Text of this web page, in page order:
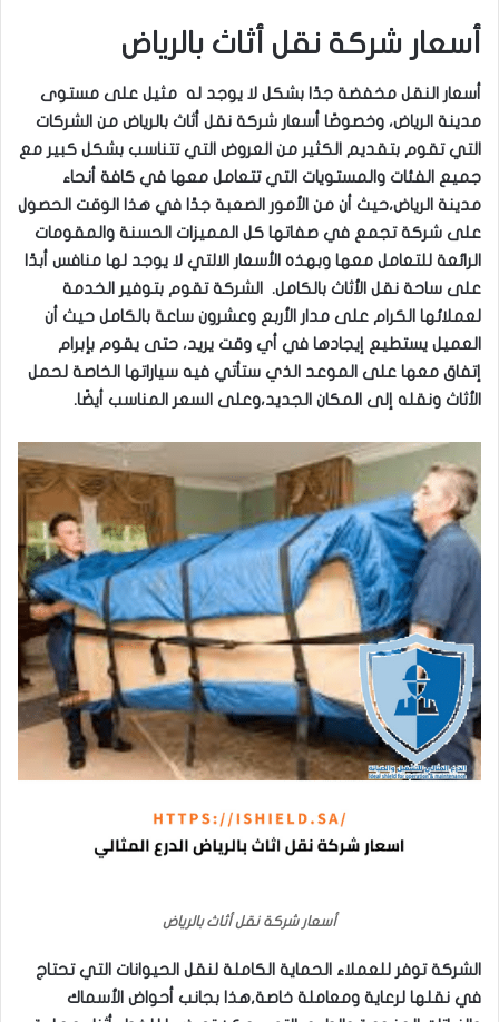
أسعار شركة نقل أثاث بالرياض
أسعار النقل مخفضة جدًا بشكل لا يوجد له مثيل على مستوى
مدينة الرياض، وخصوصًا أسعار شركة نقل أثاث بالرياض من الشركات
التي تقوم بتقديم الكثير من العروض التي تتناسب بشكل كبير مع
جميع الفئات والمستويات التي تتعامل معها في كافة أنحاء
مدينة الرياض،حيث أن من الأمور الصعبة جدًا في هذا الوقت الحصول
على شركة تجمع في صفاتها كل المميزات الحسنة والمقومات
الرائعة للتعامل معها وبهذه الأسعار الالتي لا يوجد لها منافس أبدًا
على ساحة نقل الأثاث بالكامل. الشركة تقوم بتوفير الخدمة
لعملائها الكرام على مدار الأربع وعشرون ساعة بالكامل حيث أن
العميل يستطيع إيجادها في أي وقت يريد، حتى يقوم بإبرام
إتفاق معها على الموعد الذي ستأتي فيه سياراتها الخاصة لحمل
الأثاث ونقله إلى المكان الجديد،وعلى السعر المناسب أيضًا.
أسعار شركة نقل أثاث بالرياض
الشركة توفر للعملاء الحماية الكاملة لنقل الحيوانات التي تحتاج
في نقلها لرعاية ومعاملة خاصة,هذا بجانب أحواض الأسماك